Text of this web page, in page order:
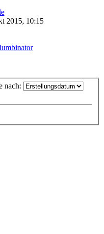
2015, 10:15
nach: